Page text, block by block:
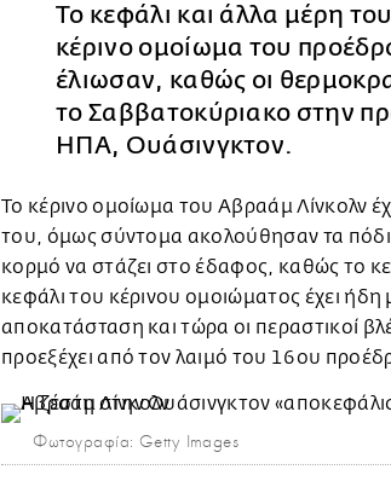
Το κεφάλι και άλλα μέρη
κέρινο ομοίωμα του
έλιωσαν, καθώς οι
το Σαββατοκύριακο στην
ΗΠΑ, Ουάσινγκτον.
Το κέρινο ομοίωμα του Αβραάμ Λίνκολν
του, όμως σύντομα ακολούθησαν τα
κορμό να στάζει στο έδαφος, καθώς το
κεφάλι του κέρινου ομοιώματος έχει ήδη
αποκατάσταση και τώρα οι περαστικοί
προεξέχει από τον λαιμό του 16ου
Φωτογραφία: Getty Images